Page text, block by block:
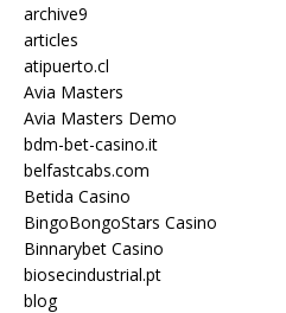
archive9
articles
atipuerto.cl
Avia Masters
Avia Masters Demo
bdm-bet-casino.it
belfastcabs.com
Betida Casino
BingoBongoStars Casino
Binnarybet Casino
biosecindustrial.pt
blog